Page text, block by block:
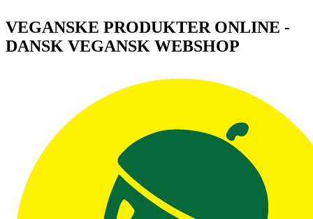
VEGANSKE PRODUKTER ONLINE -
DANSK VEGANSK WEBSHOP